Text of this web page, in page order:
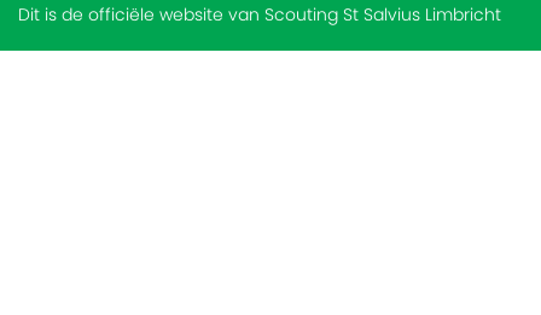
Dit is de officiële website van Scouting St Salvius Limbricht